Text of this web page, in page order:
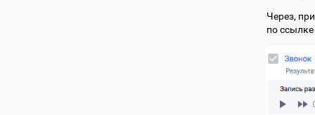
Через,
по